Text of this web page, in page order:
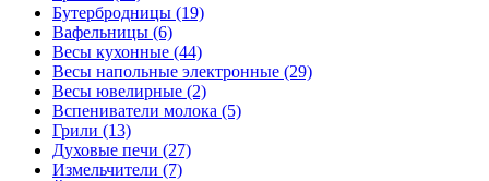
Бутербродницы (19)
Вафельницы (6)
Весы кухонные (44)
Весы напольные электронные (29)
Весы ювелирные (2)
Вспениватели молока (5)
Грили (13)
Духовые печи (27)
Измельчители (7)